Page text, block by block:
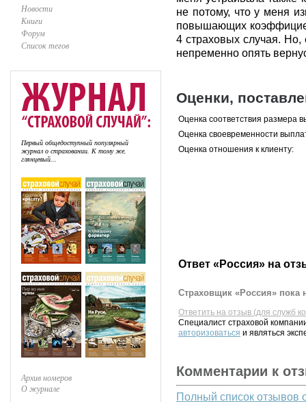
Новости
Книги
Форум
Список тегов
Первый общедоступный популярный
журнал о страховании. К тому же,
глянцевый...
Архив номеров
О журнале
не потому, что у меня
повышающих
4 страховых случая. Но,
непременно опять
Оценки,
Оценка соответствия размера
Оценка своевременности
Оценка отношения к клиенту:
Ответ «Россия» на
Страховщик «Россия» пока
Ответить на отзыв (для служб
Специалист страховой
авторизоваться и являться
Комментарии к
Полный список отзывов